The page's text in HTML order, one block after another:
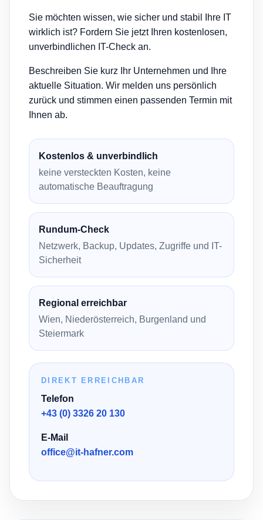
Sie möchten wissen, wie sicher und stabil Ihre IT
wirklich ist? Fordern Sie jetzt Ihren kostenlosen,
unverbindlichen IT-Check an.
Beschreiben Sie kurz Ihr Unternehmen und Ihre
aktuelle Situation. Wir melden uns persönlich
zurück und stimmen einen passenden Termin mit
Ihnen ab.
Kostenlos & unverbindlich
keine versteckten Kosten, keine
automatische Beauftragung
Rundum-Check
Netzwerk, Backup, Updates, Zugriffe und IT-
Sicherheit
Regional erreichbar
Wien, Niederösterreich, Burgenland und
Steiermark
DIREKT ERREICHBAR
Telefon
+43 (0) 3326 20 130
E-Mail
office@it-hafner.com